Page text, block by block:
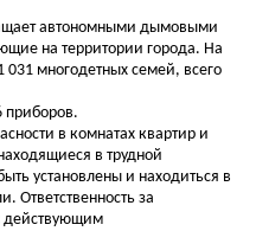
автономными дымовыми
на территории города. На
031 многодетных семей, всего
приборов.
в комнатах квартир и
в трудной
установлены и находиться в
Ответственность за
действующим